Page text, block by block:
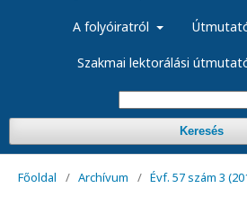
A folyóiratról
Szakmai lektorálási
Keresés
Főoldal / Archívum / Évf. 57 szám 3